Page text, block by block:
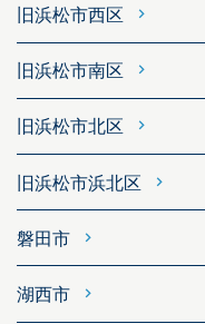
旧浜松市西区
旧浜松市南区
旧浜松市北区
旧浜松市浜北区
磐田市
湖西市